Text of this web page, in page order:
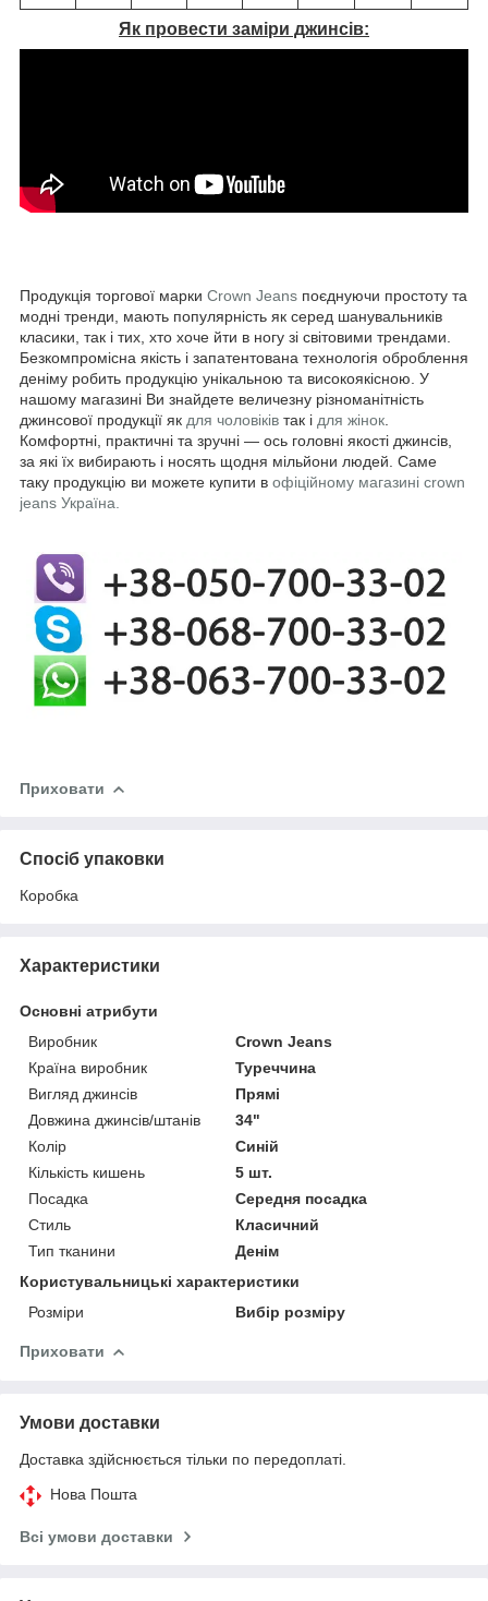
Як провести заміри джинсів:
Продукція торгової марки Crown Jeans поєднуючи простоту та
модні тренди, мають популярність як серед шанувальників
класики, так і тих, хто хоче йти в ногу зі світовими трендами.
Безкомпромісна якість і запатентована технологія оброблення
деніму робить продукцію унікальною та високоякісною. У
нашому магазині Ви знайдете величезну різноманітність
джинсової продукції як для чоловіків так і для жінок
Комфортні, практичні та зручні — ось головні якості джинсів,
за які їх вибирають і носять щодня мільйони людей. Саме
таку продукцію ви можете купити в офіційному магазині crown
jeans Україна.
Приховати
Спосіб упаковки
Коробка
Характеристики
Основні атрибути
Виробник
Crown Jeans
Країна виробник
Туреччина
Вигляд джинсів
Прямі
Довжина джинсів/штанів
34"
Колір
Синій
Кількість кишень
5 шт.
Посадка
Середня посадка
Стиль
Класичний
Тип тканини
Денім
Користувальницькі характеристики
Розміри
Вибір розміру
Приховати
Умови доставки
Доставка здійснюється тільки по передоплаті.
Нова Пошта
Всі умови доставки